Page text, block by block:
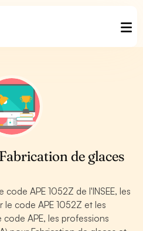
de glaces
APE 1052Z de l'INSEE, les
code APE 1052Z et les
APE, les professions